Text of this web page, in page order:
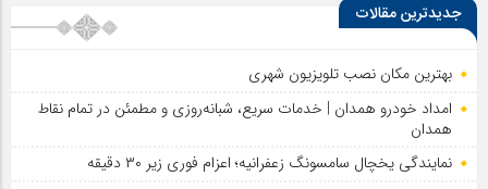
جدیدترین مقالات
بهترین مکان نصب تلویزیون شهری
امداد خودرو همدان | خدمات سریع، شبانه‌روزی و مطمئن در تمام نقاط
همدان
نمایندگی یخچال سامسونگ زعفرانیه؛ اعزام فوری زیر ۳۰ دقیقه